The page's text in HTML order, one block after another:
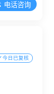
电话咨询
今日已复核